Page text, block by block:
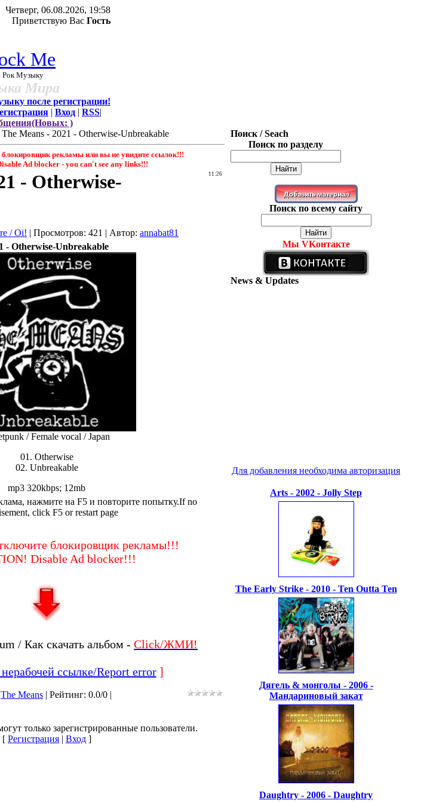
Четверг, 06.08.2026, 19:58
Приветствую Вас Гость
Me
Рок Музыку
Мира
после регистрации!
| Вход | RSS|
)
The Means - 2021 - Otherwise-Unbreakable
рекламы или вы не увидите ссылок!!!
Ad blocker - you саn't see any links!!!
11:26
- Otherwise-
/ Oi! | Просмотров: 421 | Автор: annabat81
- Otherwise-Unbreakable
/ Female vocal / Japan
01. Otherwise
02. Unbreakable
mp3 320kbps; 12mb
нажмите на F5 и повторите попытку.If no
click F5 or restart page
блокировщик рекламы!!!
Disable Ad blocker!!!
/ Как скачать альбом - Click/ЖМИ!
ссылке/Report error]
The Means | Рейтинг: 0.0/0 |
только зарегистрированные пользователи.
[ Регистрация | Вход ]
Поиск / Seach
Поиск по разделу
Поиск по всему сайту
Мы VKонтакте
News & Updates
Для добавления необходима авторизация
Arts - 2002 - Jolly Step
The Early Strike - 2010 - Ten Outta Ten
Дягель & монголы - 2006 -
Мандариновый закат
Daughtry - 2006 - Daughtry